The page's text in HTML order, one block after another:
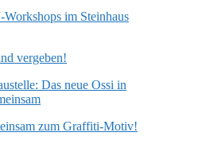
im Steinhaus
vergeben!
Das neue Ossi in
zum Graffiti-Motiv!